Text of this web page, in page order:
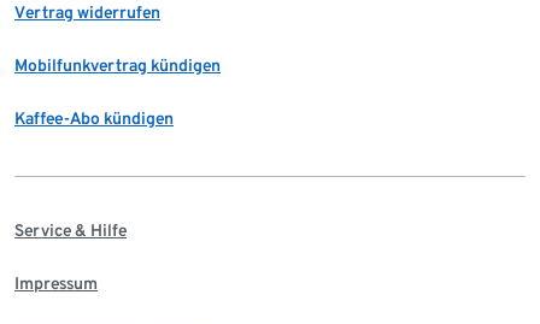
Vertrag widerrufen
Mobilfunkvertrag kündigen
Kaffee-Abo kündigen
Service & Hilfe
Impressum